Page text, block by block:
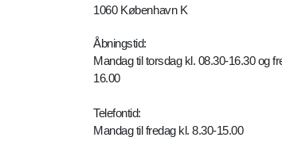
1060 København K
Åbningstid:
Mandag til torsdag kl. 08.30-16.30 og
16.00
Telefontid:
Mandag til fredag kl. 8.30-15.00